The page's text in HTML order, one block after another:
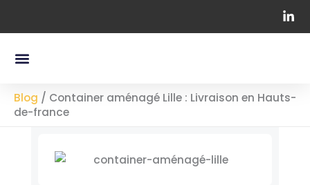
Menu
Blog / Container aménagé Lille : Livraison en Hauts-
de-france